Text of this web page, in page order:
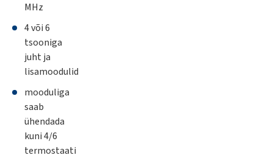
MHz
4 või 6
tsooniga
juht ja
lisamoodulid
mooduliga
saab
ühendada
kuni 4/6
termostaati